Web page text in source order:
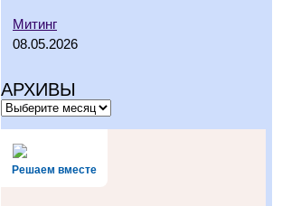
Митинг
08.05.2026
АРХИВЫ
Решаем вместе